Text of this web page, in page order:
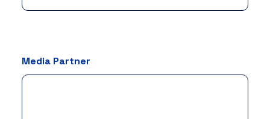
Media Partner